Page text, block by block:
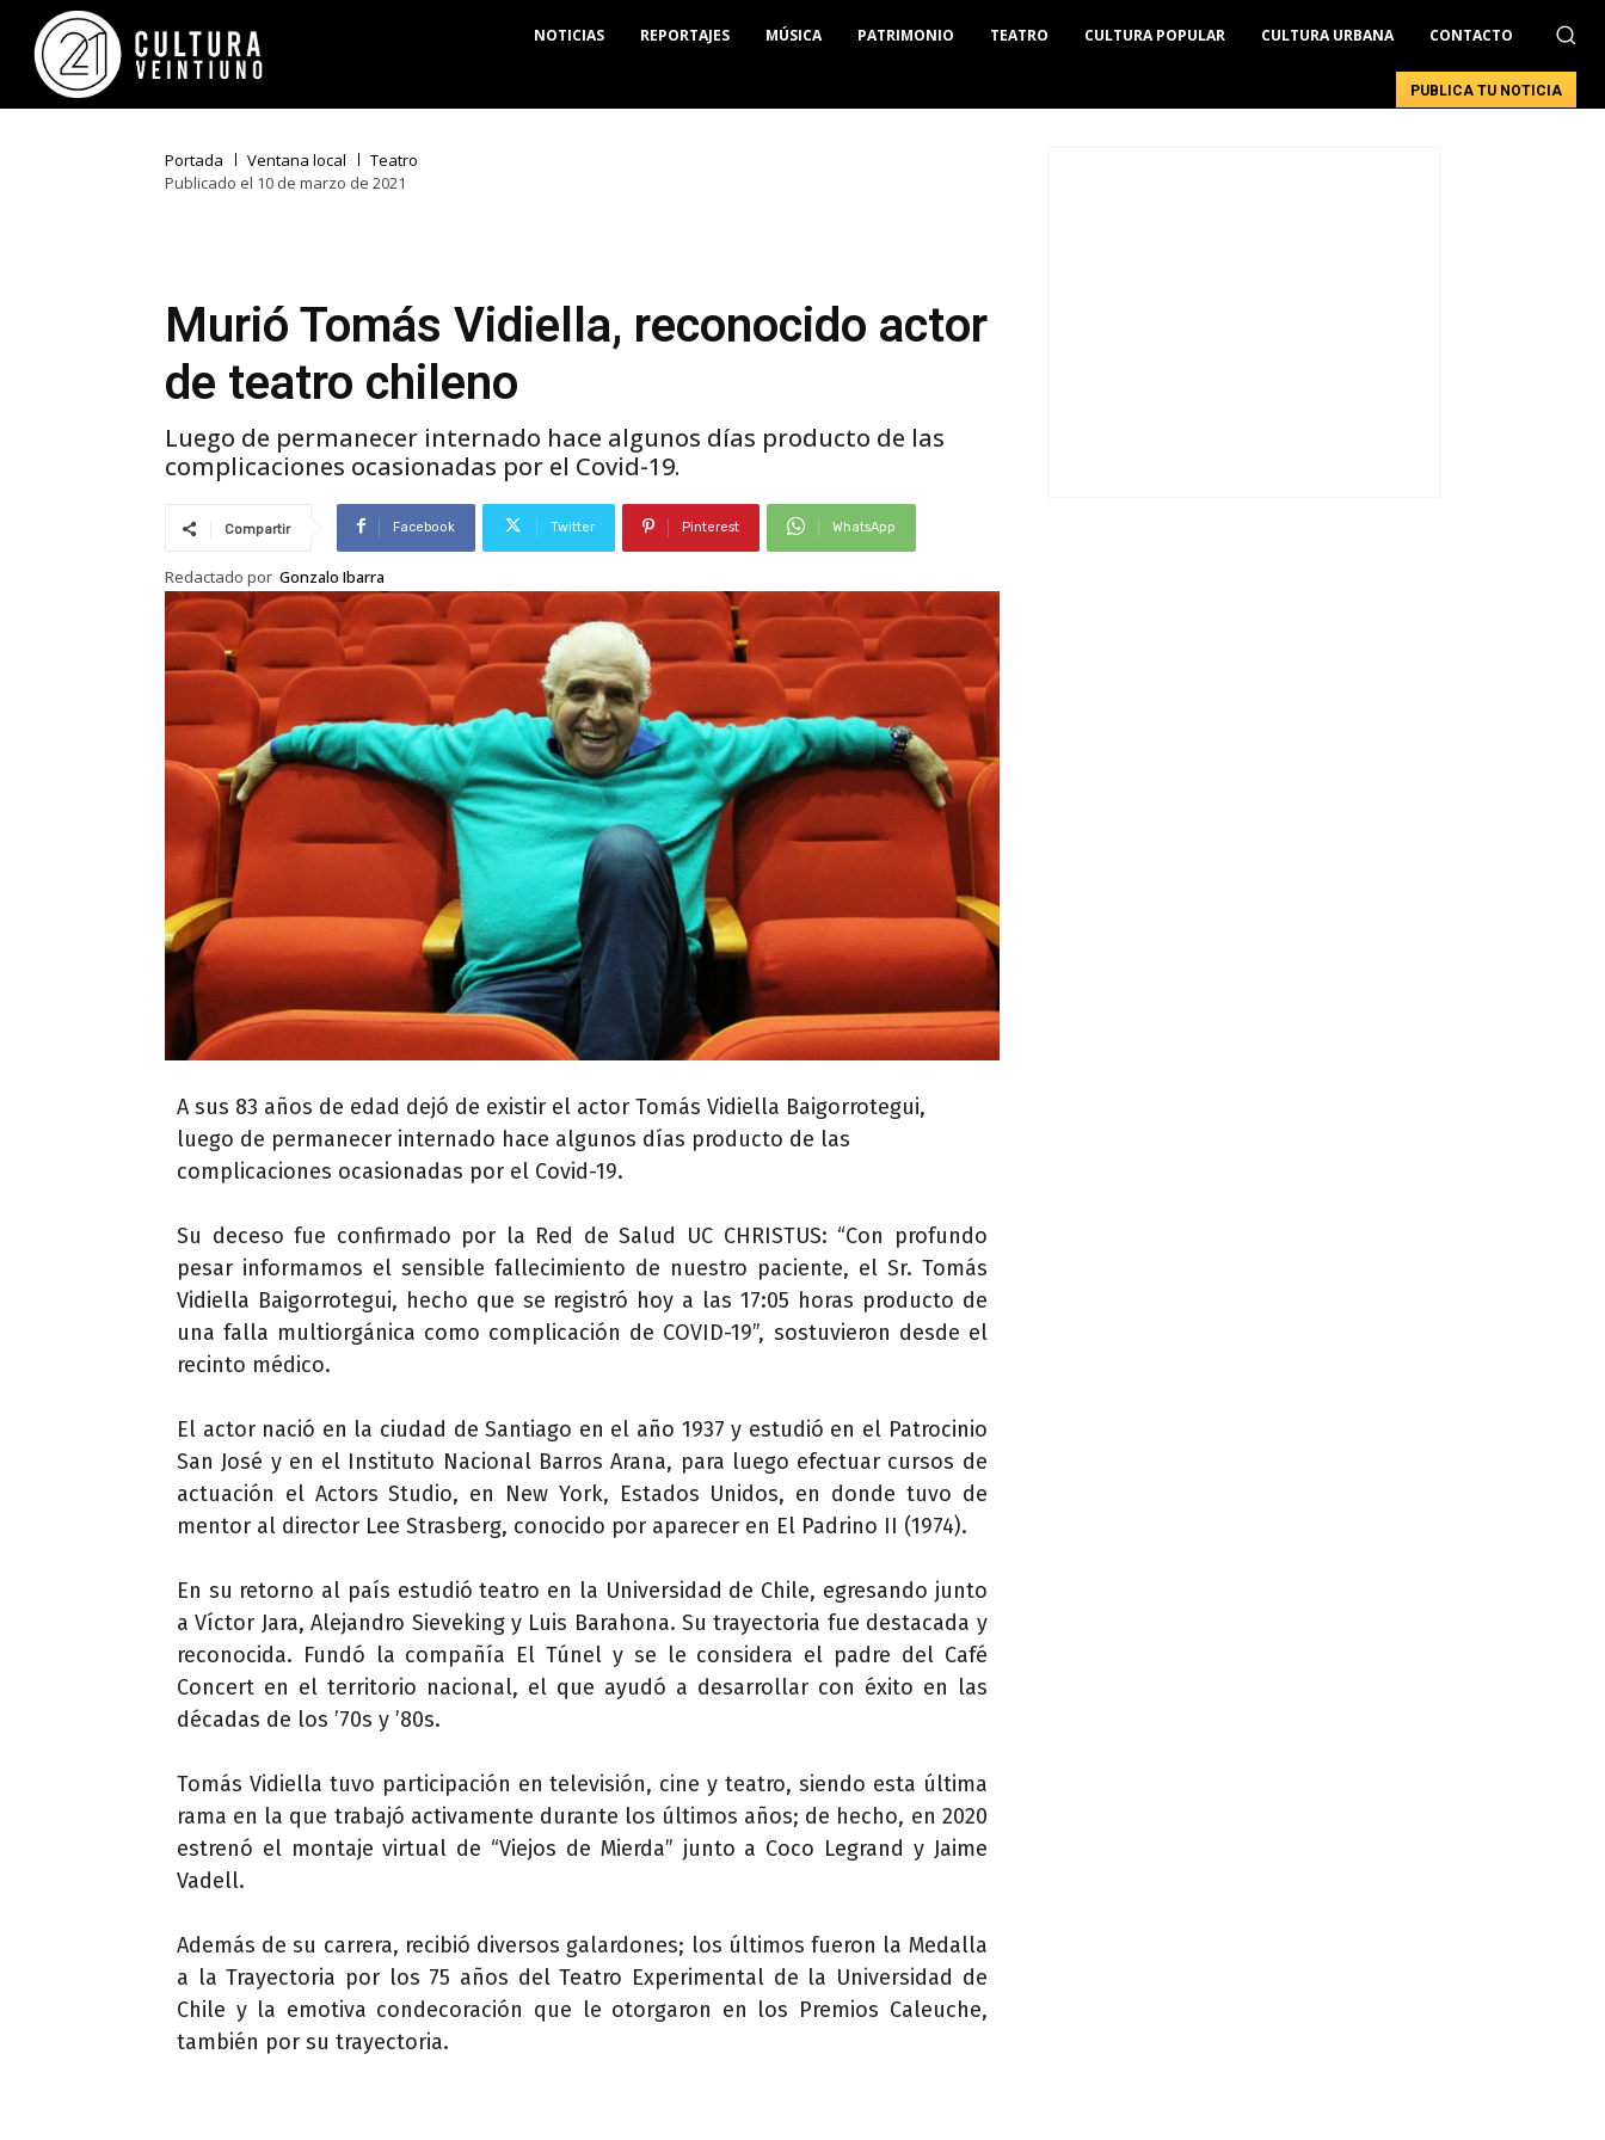
NOTICIAS REPORTAJES MÚSICA PATRIMONIO TEATRO CULTURA POPULAR CULTURA URBANA CONTACTO
PUBLICA TU NOTICIA
Portada Ventana local
Teatro
Publicado el 10 de marzo de 2021
Murió Tomás Vidiella, reconocido actor
de teatro chileno
Luego de permanecer internado hace algunos días producto de las
complicaciones ocasionadas por el Covid-19.
Compartir Facebook Twitter Pinterest WhatsApp
Redactado por Gonzalo Ibarra
A sus 83 años de edad dejó de existir el actor Tomás Vidiella Baigorrotegui,
luego de permanecer internado hace algunos días producto de las
complicaciones ocasionadas por el Covid-19.
Su deceso fue confirmado por la Red de Salud UC CHRISTUS: “Con profundo
pesar informamos el sensible fallecimiento de nuestro paciente, el Sr. Tomás
Vidiella Baigorrotegui, hecho que se registró hoy a las 17:05 horas producto de
una falla multiorgánica como complicación de COVID-19”, sostuvieron desde el
recinto médico.
El actor nació en la ciudad de Santiago en el año 1937 y estudió en el Patrocinio
San José y en el Instituto Nacional Barros Arana, para luego efectuar cursos de
actuación el Actors Studio, en New York, Estados Unidos, en donde tuvo de
mentor al director Lee Strasberg, conocido por aparecer en El Padrino II (1974).
En su retorno al país estudió teatro en la Universidad de Chile, egresando junto
a Víctor Jara, Alejandro Sieveking y Luis Barahona. Su trayectoria fue destacada y
reconocida. Fundó la compañía El Túnel y se le considera el padre del Café
Concert en el territorio nacional, el que ayudó a desarrollar con éxito en las
décadas de los ’70s y ’80s.
Tomás Vidiella tuvo participación en televisión, cine y teatro, siendo esta última
rama en la que trabajó activamente durante los últimos años; de hecho, en 2020
estrenó el montaje virtual de “Viejos de Mierda” junto a Coco Legrand y Jaime
Vadell.
Además de su carrera, recibió diversos galardones; los últimos fueron la Medalla
a la Trayectoria por los 75 años del Teatro Experimental de la Universidad de
Chile y la emotiva condecoración que le otorgaron en los Premios Caleuche,
también por su trayectoria.